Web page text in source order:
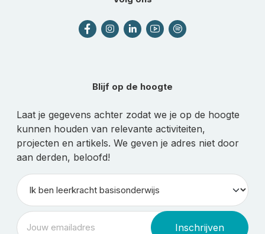
Blijf op de hoogte
Laat je gegevens achter zodat we je op de hoogte
kunnen houden van relevante activiteiten,
projecten en artikels. We geven je adres niet door
aan derden, beloofd!
Inschrijven